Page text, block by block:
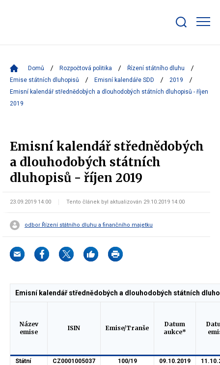
bar
Domů Rozpočtová politika
Řízení státního dluhu
Emise státních dluhopisů
Emisní kalendáře SDD
2019
Emisní kalendář střednědobých a dlouhodobých státních dluhopisů - říjen
2019
Emisní kalendář střednědobých
a dlouhodobých státních
dluhopisů - říjen 2019
23.09.2019 14:00 Tento článek byl aktualizován 29.10.2019 14:00
odbor Řízení státního dluhu a finančního majetku
Emisní kalendář střednědobých a dlouhodobých státních
Název
emise
ISIN Emise/Tranše
Datum
aukce*
Státní
CZ0001005037 100/19 09.10.2019